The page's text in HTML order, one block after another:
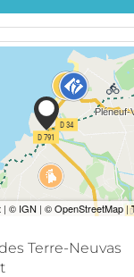
Terre-Neuvas